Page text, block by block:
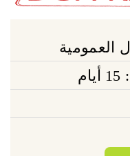
العمومية